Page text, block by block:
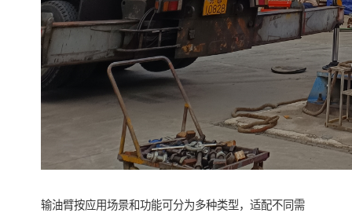
输油臂按应用场景和功能可分为多种类型，适配不同需